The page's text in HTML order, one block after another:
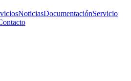
NoticiasDocumentaciónServicio